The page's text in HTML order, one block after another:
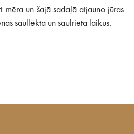
mēra un šajā sadaļā atjauno jūras
saullēkta un saulrieta laikus.